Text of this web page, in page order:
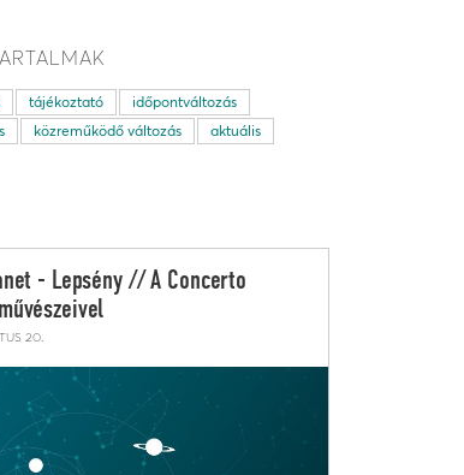
tájékoztató
időpontváltozás
közreműködő változás aktuális
- Lepsény // A Concerto
20.